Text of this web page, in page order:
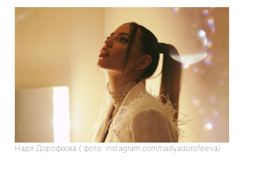
Надя Дорофєєва ( фото: instagram.com/nadyadorofeeva)